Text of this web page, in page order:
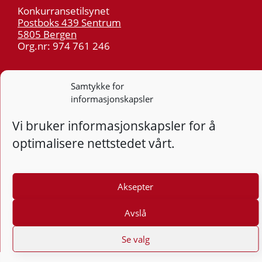
Samtykke for
informasjonskapsler
Vi bruker informasjonskapsler for å
optimalisere nettstedet vårt.
Aksepter
Avslå
Se valg
Konkurransetilsynet
Postboks 439 Sentrum
5805 Bergen
Org.nr: 974 761 246
post@kt.no